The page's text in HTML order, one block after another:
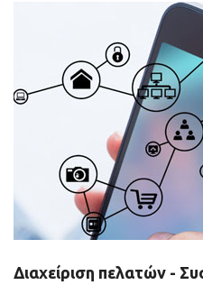
Διαχείριση πελατών -